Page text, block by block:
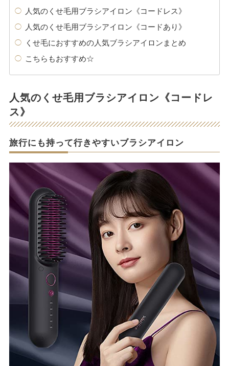
人気のくせ毛用ブラシアイロン《コードレス》
人気のくせ毛用ブラシアイロン《コードあり》
くせ毛におすすめの人気ブラシアイロンまとめ
こちらもおすすめ☆
人気のくせ毛用ブラシアイロン《コードレ
ス》
旅行にも持って行きやすいブラシアイロン